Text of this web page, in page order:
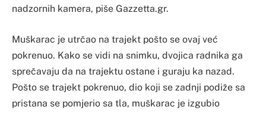
nadzornih kamera, piše Gazzetta.gr.
Muškarac je utrčao na trajekt pošto se ovaj već
pokrenuo. Kako se vidi na snimku, dvojica radnika ga
sprečavaju da na trajektu ostane i guraju ka nazad.
Pošto se trajekt pokrenuo, dio koji se zadnji podiže sa
pristana se pomjerio sa tla, muškarac je izgubio